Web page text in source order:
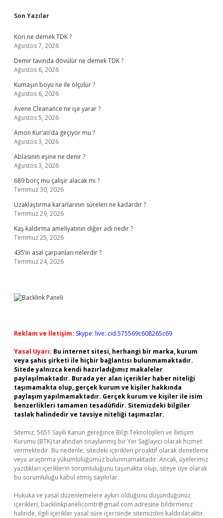
Sidebar
Son Yazılar
Köri ne demek TDK ?
Ağustos 7, 2026
Demir tavında dövülür ne demek TDK ?
Ağustos 6, 2026
Kumaşın boyu ne ile ölçülür ?
Ağustos 6, 2026
Avene Cleanance ne işe yarar ?
Ağustos 5, 2026
Amon Kur’an’da geçiyor mu ?
Ağustos 3, 2026
Ablasının eşine ne denir ?
Ağustos 3, 2026
689 borç mu çalişir alacak mı ?
Temmuz 30, 2026
Uzaklaştırma kararlarının süreleri ne kadardır ?
Temmuz 29, 2026
Kaş kaldırma ameliyatının diğer adı nedir ?
Temmuz 25, 2026
435’in asal çarpanları nelerdir ?
Temmuz 24, 2026
Reklam ve İletişim: Skype: live:.cid.575569c608265c69
Yasal Uyarı: Bu internet sitesi, herhangi bir marka, kurum
veya şahıs şirketi ile hiçbir bağlantısı bulunmamaktadır.
Sitede yalnızca kendi hazırladığımız makaleler
paylaşılmaktadır. Burada yer alan içerikler haber niteliği
taşımamakta olup, gerçek kurum ve kişiler hakkında
paylaşım yapılmamaktadır. Gerçek kurum ve kişiler ile isim
benzerlikleri tamamen tesadüfidir. Sitemizdeki bilgiler
taslak halindedir ve tavsiye niteliği taşımazlar.
Sitemiz, 5651 Sayılı Kanun gereğince Bilgi Teknolojileri ve İletişim
Kurumu (BTK) tarafından onaylanmış bir Yer Sağlayıcı olarak hizmet
vermektedir. Bu nedenle, sitedeki içerikleri proaktif olarak denetleme
veya araştırma yükümlülüğümüz bulunmamaktadır. Ancak, üyelerimiz
yazdıkları içeriklerin sorumluluğunu taşımakta olup, siteye üye olarak
bu sorumluluğu kabul etmiş sayılırlar.
Hukuka ve yasal düzenlemelere aykırı olduğunu düşündüğünüz
içerikleri, backlinkpanelicomtr@gmail.com adresine bildirmeniz
halinde, ilgili içerikler yasal süre içerisinde sitemizden kaldırılacaktır.